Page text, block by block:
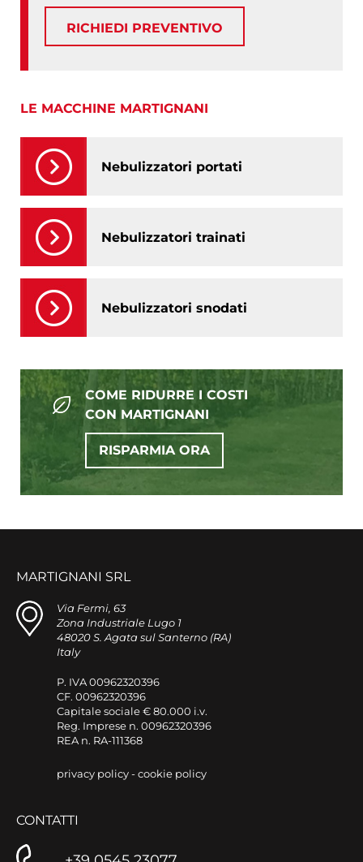
RICHIEDI PREVENTIVO
LE MACCHINE MARTIGNANI
Nebulizzatori portati
Nebulizzatori trainati
Nebulizzatori snodati
COME RIDURRE I COSTI
CON MARTIGNANI
RISPARMIA ORA
MARTIGNANI SRL
Via Fermi, 63
Zona Industriale Lugo 1
48020 S. Agata sul Santerno (RA)
Italy
P. IVA 00962320396
CF. 00962320396
Capitale sociale € 80.000 i.v.
Reg. Imprese n. 00962320396
REA n. RA-111368
privacy policy-cookie policy
CONTATTI